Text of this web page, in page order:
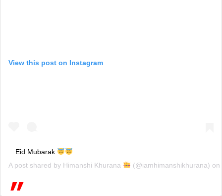
View this post on Instagram
Eid Mubarak
A post shared by Himanshi Khurana (@iamhimanshikhurana) on